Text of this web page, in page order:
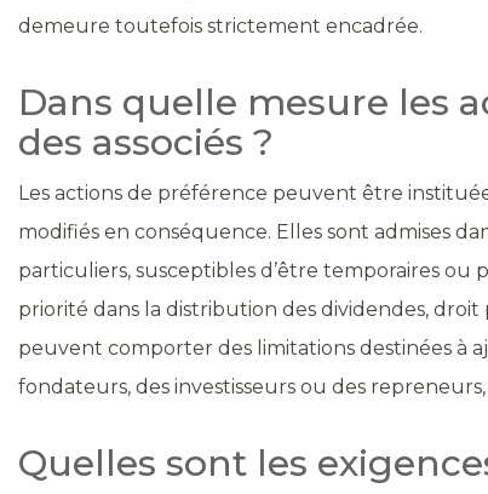
demeure toutefois strictement encadrée.
Dans quelle mesure les
des associés ?
Les actions de préférence peuvent être
modifiés en conséquence. Elles sont admises
particuliers, susceptibles d’être temporaires
priorité dans la distribution des dividendes,
peuvent comporter des limitations destinées à
fondateurs, des investisseurs ou des
Quelles sont les